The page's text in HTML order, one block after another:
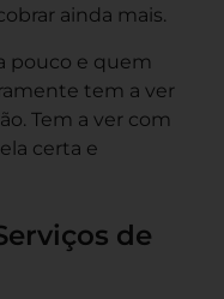
ainda mais.
pouco e quem
tem a ver
Tem a ver com
certa e
de